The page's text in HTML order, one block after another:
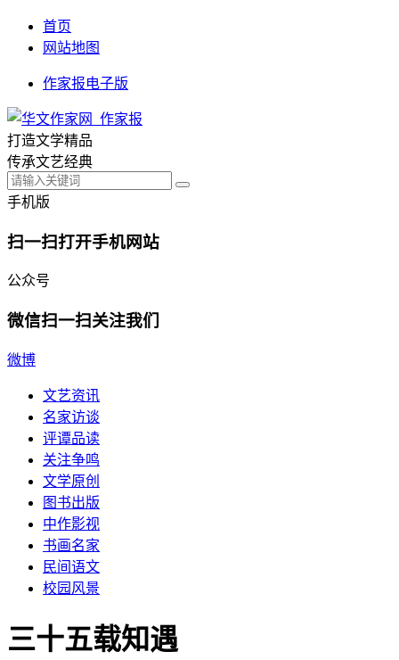
首页
网站地图
作家报电子版
打造文学精品
传承文艺经典
手机版
扫一扫打开手机网站
公众号
微信扫一扫关注我们
微博
文艺资讯
名家访谈
评谭品读
关注争鸣
文学原创
图书出版
中作影视
书画名家
民间语文
校园风景
三十五载知遇